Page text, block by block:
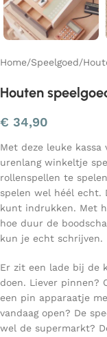
Home/Speelgoed/
Houten
€ 34,90
Met deze leuke kassa
urenlang winkeltje
rollenspellen te
spelen wel héél echt.
kunt indrukken. Met
hoe duur de
kun je echt schrijven.
Er zit een lade bij de
doen. Liever pinnen?
een pin apparaatje
vandaag open? De
wel de supermarkt?